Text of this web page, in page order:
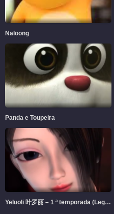
Naloong
Panda e Toupeira
Yeluoli 叶罗丽 – 1 ª temporada (Legendado)